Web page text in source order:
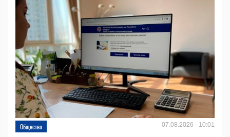
Общество 07.08.2026 - 10:01